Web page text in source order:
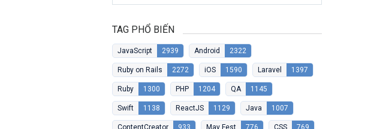
TAG PHỔ BIẾN
JavaScript 2939 Android 2322
Ruby on Rails 2272 iOS 1590 Laravel 1397
Ruby 1300 PHP 1204 QA 1145
Swift 1138 ReactJS 1129 Java 1007